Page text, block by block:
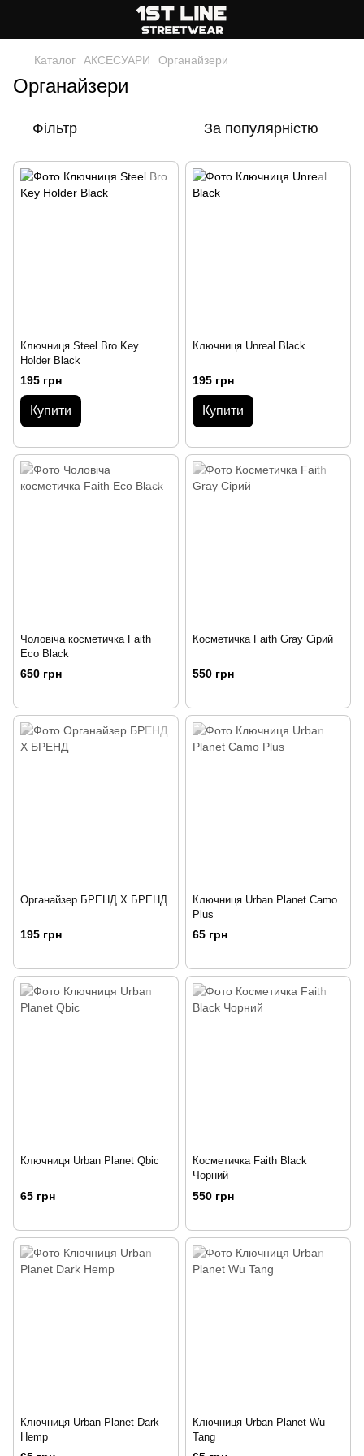
Каталог АКСЕСУАРИ Органайзери
Органайзери
Фільтр За популярністю
Ключниця Steel Bro Key
Holder Black
195 грн
Купити
Ключниця Unreal Black
195 грн
Купити
Чоловіча косметичка Faith
Eco Black
650 грн
Косметичка Faith Gray Сірий
550 грн
Органайзер БРЕНД Х БРЕНД
195 грн
Ключниця Urban Planet Camo
Plus
65 грн
Ключниця Urban Planet Qbic
65 грн
Косметичка Faith Black
Чорний
550 грн
Ключниця Urban Planet Dark
Hemp
Ключниця Urban Planet Wu
Tang